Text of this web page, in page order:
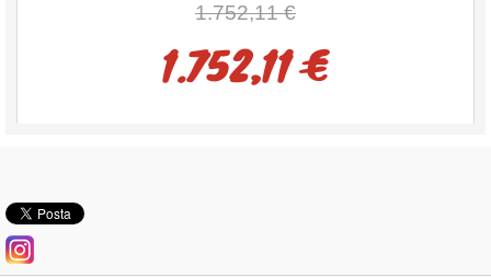
1.752,11 €
1.752,11 €